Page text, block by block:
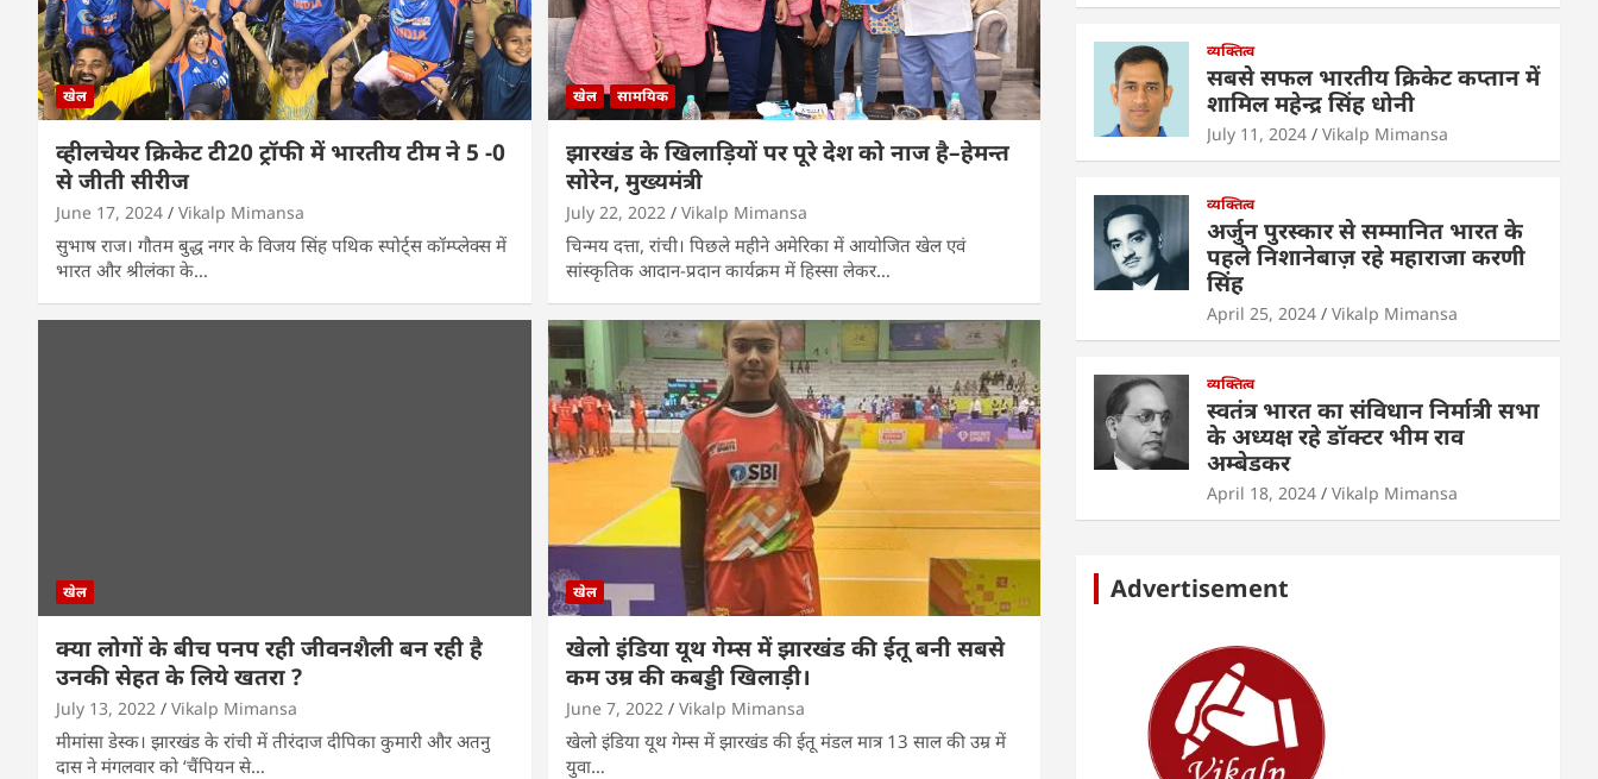
खेल
व्हीलचेयर क्रिकेट टी20 ट्रॉफी में भारतीय टीम ने 5 -0
से जीती सीरीज
June 17, 2024 Vikalp Mimansa
सुभाष राज। गौतम बुद्ध नगर के विजय सिंह पथिक स्पोर्ट्स कॉम्प्लेक्स में
भारत और श्रीलंका के…
खेल सामयिक
झारखंड के खिलाड़ियों पर पूरे देश को नाज है–हेमन्त
सोरेन, मुख्यमंत्री
July 22, 2022 Vikalp Mimansa
चिन्मय दत्ता, रांची। पिछले महीने अमेरिका में आयोजित खेल एवं
सांस्कृतिक आदान-प्रदान कार्यक्रम में हिस्सा लेकर…
खेल
क्या लोगों के बीच पनप रही जीवनशैली बन रही है
उनकी सेहत के लिये खतरा ?
July 13, 2022 Vikalp Mimansa
मीमांसा डेस्क। झारखंड के रांची में तीरंदाज दीपिका कुमारी और अतनु
दास ने मंगलवार को ‘चैंपियन से…
खेल
खेलो इंडिया यूथ गेम्स में झारखंड की ईतू बनी सबसे
कम उम्र की कबड्डी खिलाड़ी।
June 7, 2022 Vikalp Mimansa
खेलो इंडिया यूथ गेम्स में झारखंड की ईतू मंडल मात्र 13 साल की उम्र में
युवा…
k व्यक्तित्व
सबसे सफल भारतीय क्रिकेट कप्तान में
शामिल महेन्द्र सिंह धोनी
July 11, 2024 Vikalp Mimansa
व्यक्तित्व
अर्जुन पुरस्कार से सम्मानित भारत के
पहले निशानेबाज़ रहे महाराजा करणी
सिंह
April 25, 2024 Vikalp Mimansa
व्यक्तित्व
स्वतंत्र भारत का संविधान निर्मात्री सभा
के अध्यक्ष रहे डॉक्टर भीम राव
अम्बेडकर
April 18, 2024 Vikalp Mimansa
Advertisement